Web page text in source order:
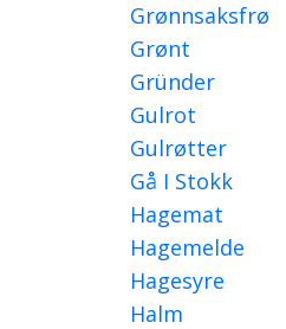
Grønnsaksfrø
Grønt
Gründer
Gulrot
Gulrøtter
Gå I Stokk
Hagemat
Hagemelde
Hagesyre
Halm